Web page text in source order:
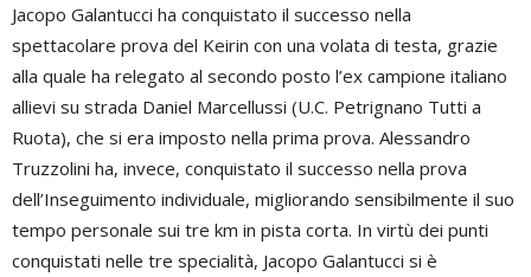
Jacopo Galantucci ha conquistato il successo nella
spettacolare prova del Keirin con una volata di testa, grazie
alla quale ha relegato al secondo posto l’ex campione italiano
allievi su strada Daniel Marcellussi (U.C. Petrignano Tutti a
Ruota), che si era imposto nella prima prova. Alessandro
Truzzolini ha, invece, conquistato il successo nella prova
dell’Inseguimento individuale, migliorando sensibilmente il suo
tempo personale sui tre km in pista corta. In virtù dei punti
conquistati nelle tre specialità, Jacopo Galantucci si è